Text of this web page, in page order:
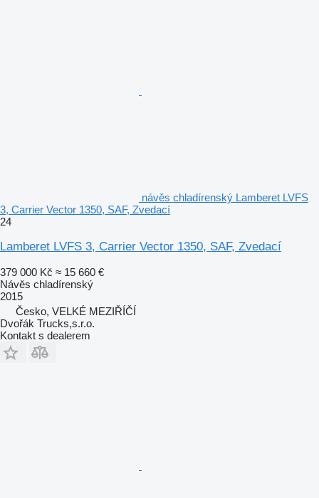
návěs chladírenský Lamberet LVFS
3, Carrier Vector 1350, SAF, Zvedací
24
Lamberet LVFS 3, Carrier Vector 1350, SAF, Zvedací
379 000 Kč ≈ 15 660 €
Návěs chladírenský
2015
Česko, VELKÉ MEZIŘÍČÍ
Dvořák Trucks,s.r.o.
Kontakt s dealerem